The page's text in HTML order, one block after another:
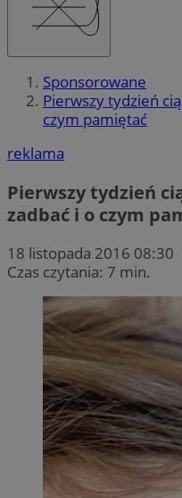
Sponsorowane
Pierwszy tydzień
czym pamiętać
reklama
Pierwszy tydzień
zadbać i o czym
18 listopada 2016 08:30
Czas czytania: 7 min.